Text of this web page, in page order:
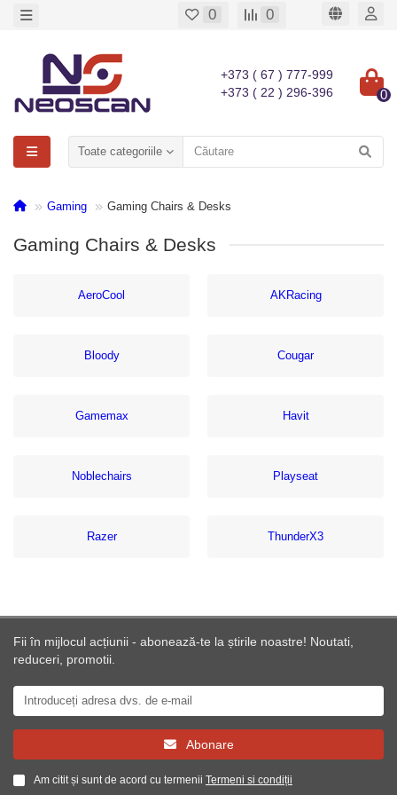
0 0
+373 ( 67 ) 777-999
+373 ( 22 ) 296-396
0
Toate categoriile
Gaming Gaming Chairs & Desks
Gaming Chairs & Desks
AeroCool AKRacing
Bloody Cougar
Gamemax Havit
Noblechairs Playseat
Razer ThunderX3
Fii în mijlocul acțiunii - abonează-te la știrile noastre! Noutati,
reduceri, promotii.
Abonare
Am citit și sunt de acord cu termenii Termeni si condiții